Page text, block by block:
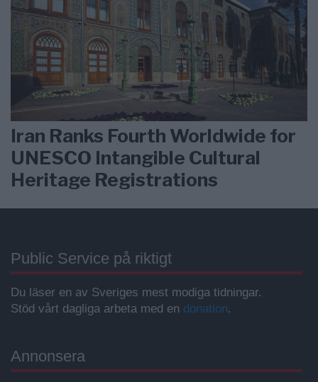
Iran Ranks Fourth Worldwide for
UNESCO Intangible Cultural
Heritage Registrations
Public Service på riktigt
Du läser en av Sveriges mest modiga tidningar.
Stöd vårt dagliga arbeta med en donation.
Annonsera